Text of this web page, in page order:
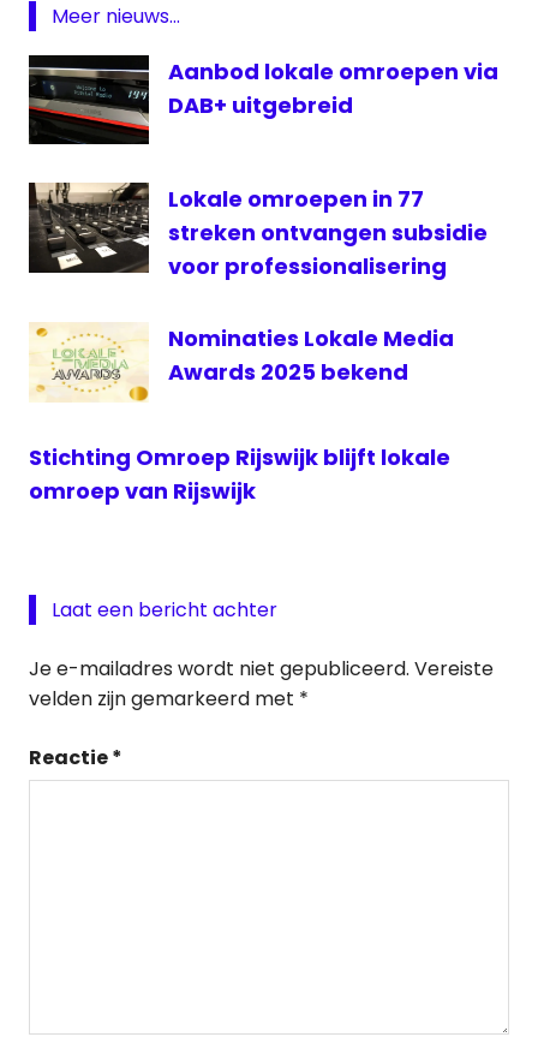
Omroep
Wassenaar
Wassenaar
Meer nieuws...
Aanbod lokale omroepen via
DAB+ uitgebreid
Lokale omroepen in 77
streken ontvangen subsidie
voor professionalisering
Nominaties Lokale Media
Awards 2025 bekend
Stichting Omroep Rijswijk blijft lokale
omroep van Rijswijk
Laat een bericht achter
Je e-mailadres wordt niet gepubliceerd. Vereiste
velden zijn gemarkeerd met *
Reactie*